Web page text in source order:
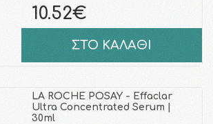
10.52€
ΣΤΟ ΚΑΛΑΘΙ
LA ROCHE POSAY - Effaclar
Ultra Concentrated Serum |
30ml